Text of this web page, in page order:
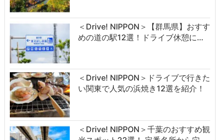
＜Drive! NIPPON＞【群馬県】おすす
めの道の駅12選！ドライブ休憩に…
＜Drive! NIPPON＞ドライブで行きた
い関東で人気の浜焼き12選を紹介！
＜Drive! NIPPON＞千葉のおすすめ観